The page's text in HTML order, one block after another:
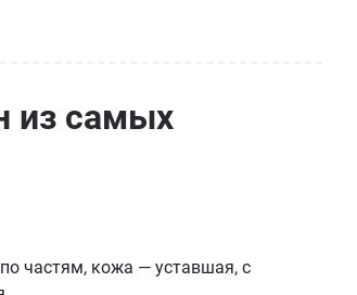
из самых
частям, кожа — уставшая, с